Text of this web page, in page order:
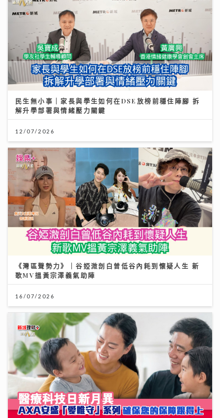
民生無小事｜家長與學生如何在DSE放榜前穩住陣腳 拆
解升學部署與情緒壓力關鍵
12/07/2026
《灣區聲勢力》｜谷婭溦剖白曾低谷內耗到懷疑人生 新
歌MV搵黃宗澤義氣助陣
16/07/2026